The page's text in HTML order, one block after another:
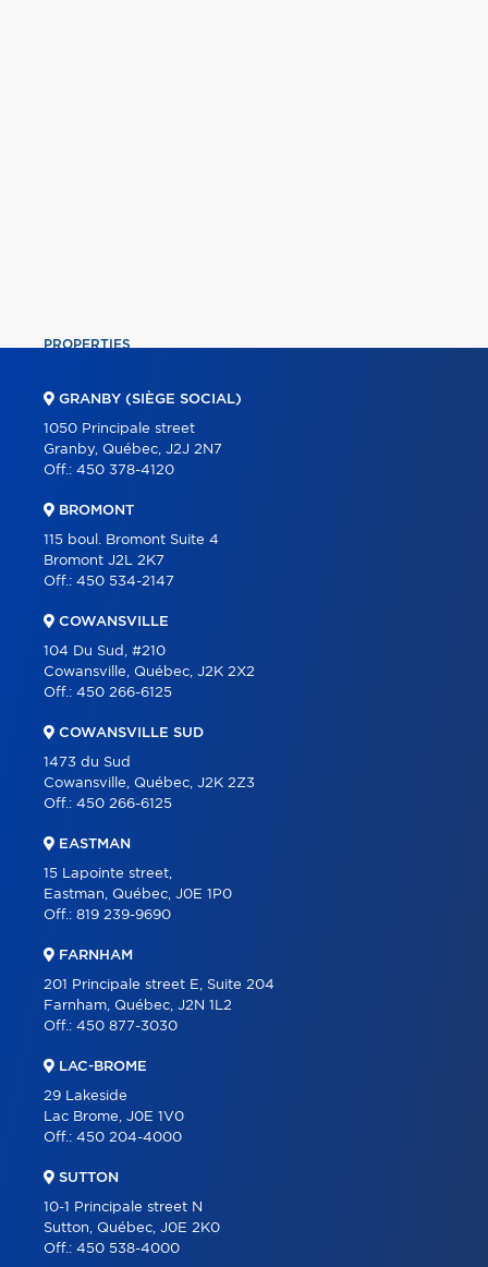
PROPERTIES
ABOUT
PARTNERS
CONTACT
GRANBY (SIÈGE SOCIAL)
1050 Principale street
Granby, Québec, J2J 2N7
Off.: 450 378-4120
BROMONT
115 boul. Bromont Suite 4
Bromont J2L 2K7
Off.: 450 534-2147
COWANSVILLE
104 Du Sud, #210
Cowansville, Québec, J2K 2X2
Off.: 450 266-6125
COWANSVILLE SUD
1473 du Sud
Cowansville, Québec, J2K 2Z3
Off.: 450 266-6125
EASTMAN
15 Lapointe street,
Eastman, Québec, J0E 1P0
Off.: 819 239-9690
FARNHAM
201 Principale street E, Suite 204
Farnham, Québec, J2N 1L2
Off.: 450 877-3030
LAC-BROME
29 Lakeside
Lac Brome, J0E 1V0
Off.: 450 204-4000
SUTTON
10-1 Principale street N
Sutton, Québec, J0E 2K0
Off.: 450 538-4000